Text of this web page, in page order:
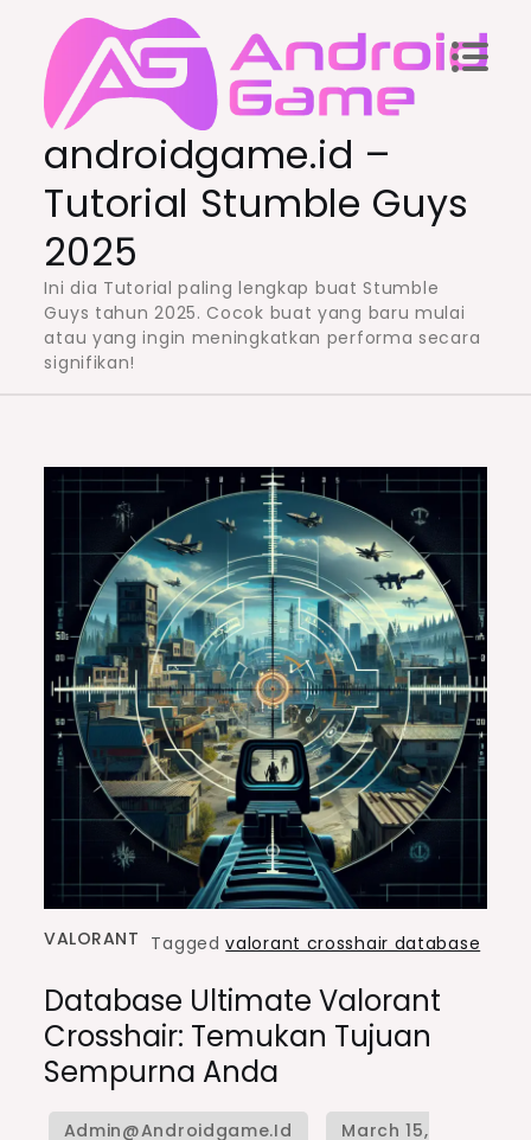
content
androidgame.id –
Tutorial Stumble Guys
2025
Ini dia Tutorial paling lengkap buat Stumble
Guys tahun 2025. Cocok buat yang baru mulai
atau yang ingin meningkatkan performa secara
signifikan!
VALORANT Taggedvalorant crosshair database
Database Ultimate Valorant
Crosshair: Temukan Tujuan
Sempurna Anda